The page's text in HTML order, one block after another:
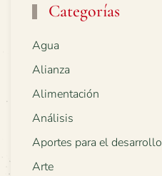
Categorías
Agua
Alianza
Alimentación
Análisis
Aportes para el desarrollo
Arte